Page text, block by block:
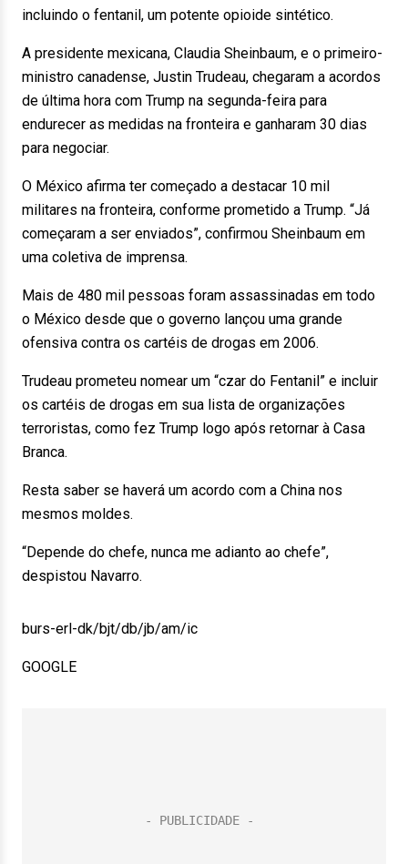
incluindo o fentanil, um potente opioide sintético.
A presidente mexicana, Claudia Sheinbaum, e o primeiro-
ministro canadense, Justin Trudeau, chegaram a acordos
de última hora com Trump na segunda-feira para
endurecer as medidas na fronteira e ganharam 30 dias
para negociar.
O México afirma ter começado a destacar 10 mil
militares na fronteira, conforme prometido a Trump. “Já
começaram a ser enviados”, confirmou Sheinbaum em
uma coletiva de imprensa.
Mais de 480 mil pessoas foram assassinadas em todo
o México desde que o governo lançou uma grande
ofensiva contra os cartéis de drogas em 2006.
Trudeau prometeu nomear um “czar do Fentanil” e incluir
os cartéis de drogas em sua lista de organizações
terroristas, como fez Trump logo após retornar à Casa
Branca.
Resta saber se haverá um acordo com a China nos
mesmos moldes.
“Depende do chefe, nunca me adianto ao chefe”,
despistou Navarro.
burs-erl-dk/bjt/db/jb/am/ic
GOOGLE